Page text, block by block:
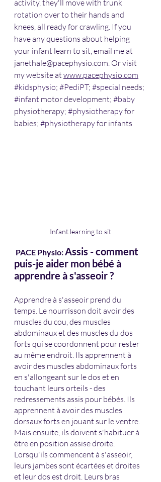
activity, they'll move with trunk
rotation over to their hands and
knees, all ready for crawling. If you
have any questions about helping
your infant learn to sit, email me at
janethale@pacephysio.com. Or visit
my website at www.pacephysio.com
#kidsphysio; #PediPT; #special needs;
#infant motor development; #baby
physiotherapy; #physiotherapy for
babies; #physiotherapy for infants
Infant learning to sit
PACE Physio:Assis - comment
puis-je aider mon bébé à
apprendre à s'asseoir ?
Apprendre à s'asseoir prend du
temps. Le nourrisson doit avoir des
muscles du cou, des muscles
abdominaux et des muscles du dos
forts qui se coordonnent pour rester
au même endroit. Ils apprennent à
avoir des muscles abdominaux forts
en s'allongeant sur le dos et en
touchant leurs orteils - des
redressements assis pour bébés. Ils
apprennent à avoir des muscles
dorsaux forts en jouant sur le ventre.
Mais ensuite, ils doivent s'habituer à
être en position assise droite.
Lorsqu'ils commencent à s'asseoir,
leurs jambes sont écartées et droites
et leur dos est droit. Leurs bras